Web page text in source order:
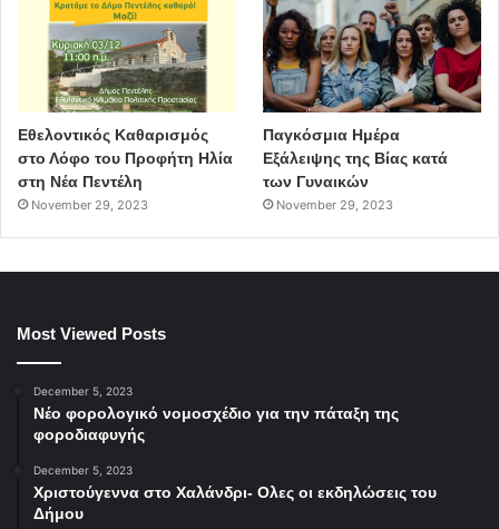
Εθελοντικός Καθαρισμός
στο Λόφο του Προφήτη Ηλία
στη Νέα Πεντέλη
November 29, 2023
Παγκόσμια Ημέρα
Εξάλειψης της Βίας κατά
των Γυναικών
November 29, 2023
Most Viewed Posts
December 5, 2023
Νέο φορολογικό νομοσχέδιο για την πάταξη της
φοροδιαφυγής
December 5, 2023
Χριστούγεννα στο Χαλάνδρι- Ολες οι εκδηλώσεις του
Δήμου